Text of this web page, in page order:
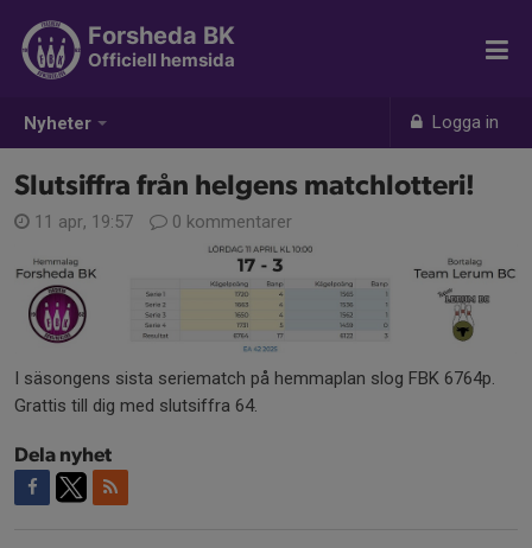
Nyheter Logga in
Forsheda BK
Officiell hemsida
Slutsiffra från helgens matchlotteri!
11 apr, 19:57 0 kommentarer
I säsongens sista seriematch på hemmaplan slog FBK 6764p.
Grattis till dig med slutsiffra 64.
Dela nyhet